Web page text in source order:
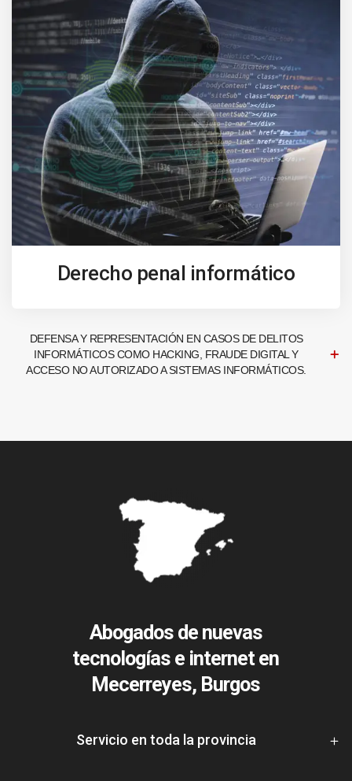
Derecho penal informático
DEFENSA Y REPRESENTACIÓN EN CASOS DE DELITOS
INFORMÁTICOS COMO HACKING, FRAUDE DIGITAL Y
ACCESO NO AUTORIZADO A SISTEMAS INFORMÁTICOS.
Abogados de nuevas
tecnologías e internet en
Mecerreyes, Burgos
Servicio en toda la provincia